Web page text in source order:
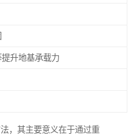
升地基承载力
，其主要意义在于通过重